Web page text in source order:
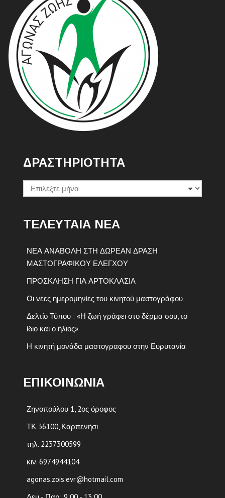
ΔΡΑΣΤΗΡΙΟΤΗΤΑ
Δραστηριοτητα
ΤΕΛΕΥΤΑΙΑ ΝΕΑ
ΝΕΑ ΑΝΑΒΟΛΗ ΣΤΗ ΔΩΡΕΑΝ ΔΡΑΣΗ
ΜΑΣΤΟΓΡΑΦΙΚΟΥ ΕΛΕΓΧΟΥ
ΠΡΟΣΚΛΗΣΗ ΓΙΑ ΑΡΤΟΚΛΑΣΙΑ
Οι νέες ημερομηνίες του κινητού μαστογράφου
Δελτίο Τύπου : «Η ζωή γράφει στο δέρμα σου, το
ίδιο και ο ήλιος»
Η κινητή μονάδα μαστογραφου στην Ευρυτανία
ΕΠΙΚΟΙΝΩΝΙΑ
Ζηνοπούλου 1, 2ος όροφος
ΤΚ 36100, Καρπενήσι
τηλ. 2237300599
κιν. 6974944104
agonas.zois.evr@hotmail.com